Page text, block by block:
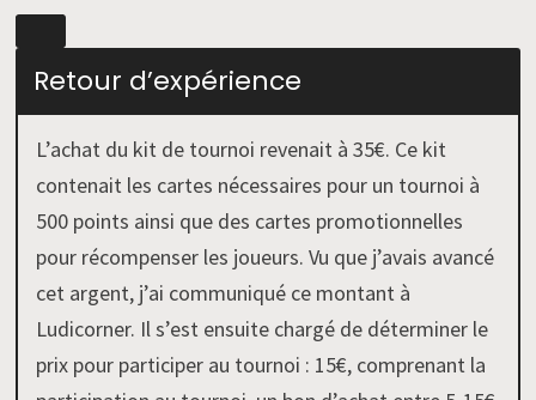
Retour d’expérience
L’achat du kit de tournoi revenait à 35€. Ce kit
contenait les cartes nécessaires pour un tournoi à
500 points ainsi que des cartes promotionnelles
pour récompenser les joueurs. Vu que j’avais avancé
cet argent, j’ai communiqué ce montant à
Ludicorner. Il s’est ensuite chargé de déterminer le
prix pour participer au tournoi : 15€, comprenant la